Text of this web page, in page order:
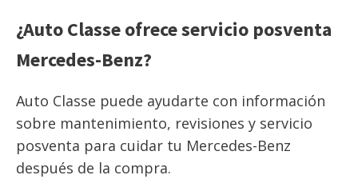
¿Auto Classe ofrece servicio posventa
Mercedes-Benz?
Auto Classe puede ayudarte con información
sobre mantenimiento, revisiones y servicio
posventa para cuidar tu Mercedes-Benz
después de la compra.